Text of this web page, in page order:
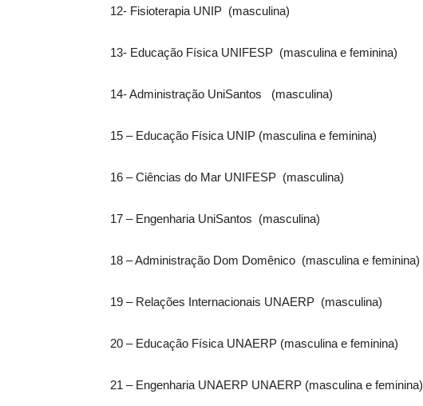
12- Fisioterapia UNIP (masculina)
13- Educação Física UNIFESP (masculina e feminina)
14- Administração UniSantos (masculina)
15 – Educação Física UNIP (masculina e feminina)
16 – Ciências do Mar UNIFESP (masculina)
17 – Engenharia UniSantos (masculina)
18 – Administração Dom Domênico (masculina e feminina)
19 – Relações Internacionais UNAERP (masculina)
20 – Educação Física UNAERP (masculina e feminina)
21 – Engenharia UNAERP UNAERP (masculina e feminina)